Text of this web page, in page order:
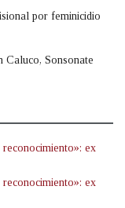
por feminicidio
Caluco, Sonsonate
ex
ex